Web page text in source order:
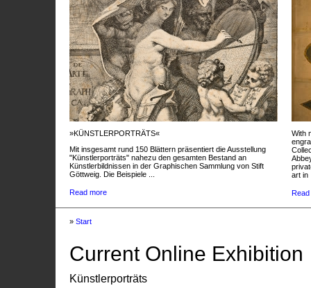
»KÜNSTLERPORTRÄTS«
Mit insgesamt rund 150 Blättern präsentiert die Ausstellung
"Künstlerporträts" nahezu den gesamten Bestand an
Künstlerbildnissen in der Graphischen Sammlung von Stift
Göttweig. Die Beispiele ...
Read more
With
art in
» Start
Current Online Exhibition
Künstlerporträts